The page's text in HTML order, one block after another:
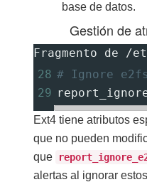
base de datos.
Gestión de
Fragmento de /
28 # Ignore
29
Ext4 tiene atributos
que no pueden
que
alertas al ignorar